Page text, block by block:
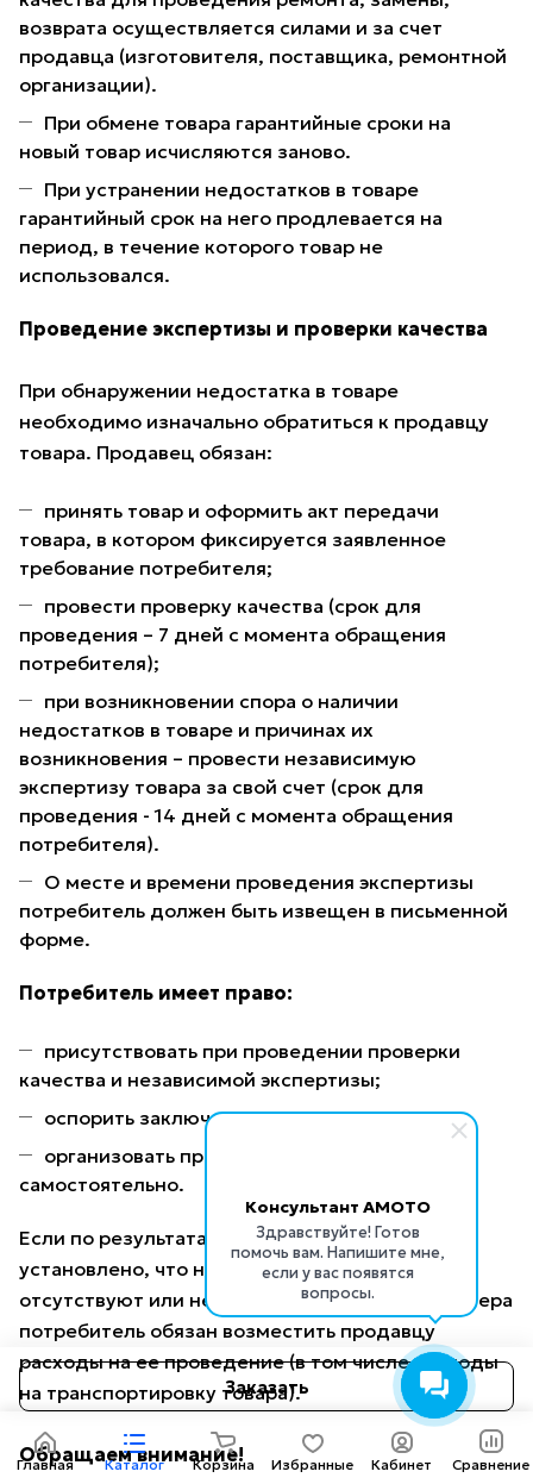
Консультант AMOTO
Здравствуйте! Готов
помочь вам. Напишите мне,
если у вас появятся
вопросы.
Заказать
возврата осуществляется силами и за счет
продавца (изготовителя, поставщика, ремонтной
организации).
При обмене товара гарантийные сроки на
новый товар исчисляются заново.
При устранении недостатков в товаре
гарантийный срок на него продлевается на
период, в течение которого товар не
использовался.
Проведение экспертизы и проверки качества
При обнаружении недостатка в товаре
необходимо изначально обратиться к продавцу
товара. Продавец обязан:
принять товар и оформить акт передачи
товара, в котором фиксируется заявленное
требование потребителя;
провести проверку качества (срок для
проведения – 7 дней с момента обращения
потребителя);
при возникновении спора о наличии
недостатков в товаре и причинах их
возникновения – провести независимую
экспертизу товара за свой счет (срок для
проведения - 14 дней с момента обращения
потребителя).
О месте и времени проведения экспертизы
потребитель должен быть извещен в письменной
форме.
Потребитель имеет право:
присутствовать при проведении проверки
качества и независимой экспертизы;
оспорить заключение экспертизы в суде;
организовать проведение экспертизы
самостоятельно.
Если по результатам экспертизы будет
установлено, что недостатки в товаре
отсутствуют или непроизводственного характера
потребитель обязан возместить продавцу
расходы на ее проведение (в том числе расходы
на транспортировку товара).
Обращаем внимание!
Главная Каталог Корзина Избранные Кабинет Сравнение